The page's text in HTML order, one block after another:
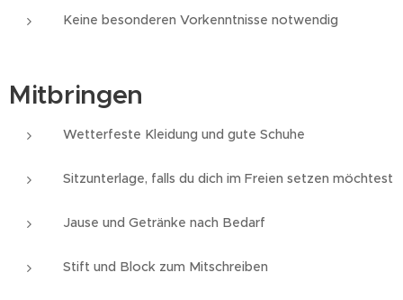
Keine besonderen Vorkenntnisse notwendig
Mitbringen
Wetterfeste Kleidung und gute Schuhe
Sitzunterlage, falls du dich im Freien setzen möchtest
Jause und Getränke nach Bedarf
Stift und Block zum Mitschreiben